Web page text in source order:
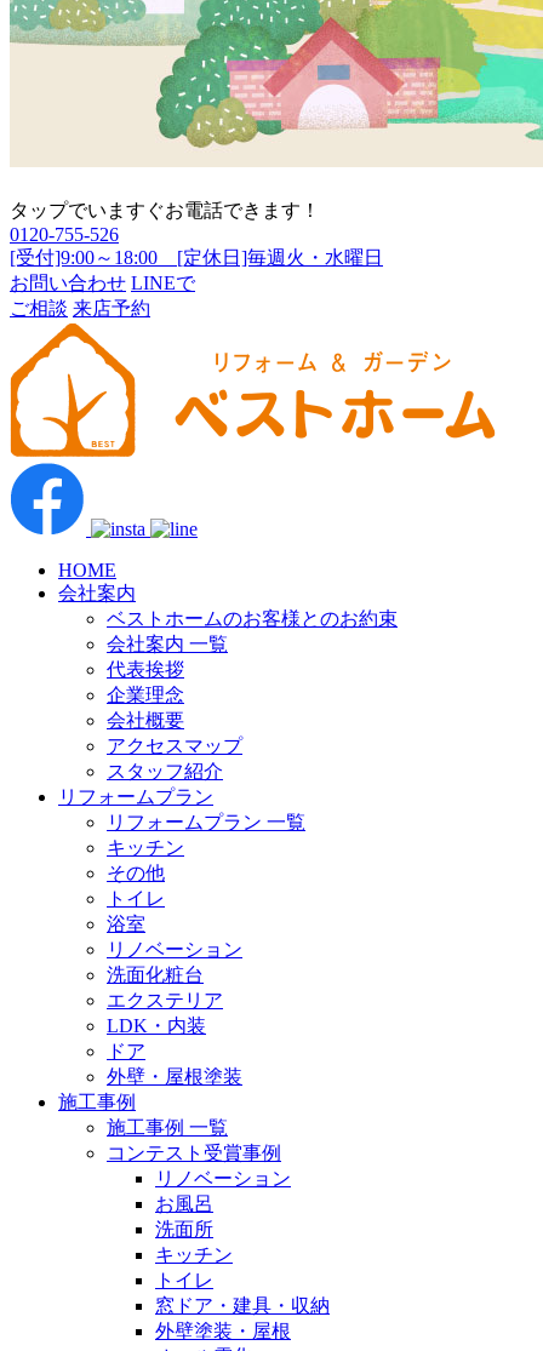
タップでいますぐお電話できます！
0120-755-526
[受付]9:00～18:00 [定休日]毎週火・水曜日
お問い合わせ LINEで
ご相談 来店予約
HOME
会社案内
ベストホームのお客様とのお約束
会社案内 一覧
代表挨拶
企業理念
会社概要
アクセスマップ
スタッフ紹介
リフォームプラン
リフォームプラン 一覧
キッチン
その他
トイレ
浴室
リノベーション
洗面化粧台
エクステリア
LDK・内装
ドア
外壁・屋根塗装
施工事例
施工事例 一覧
コンテスト受賞事例
リノベーション
お風呂
洗面所
キッチン
トイレ
窓ドア・建具・収納
外壁塗装・屋根